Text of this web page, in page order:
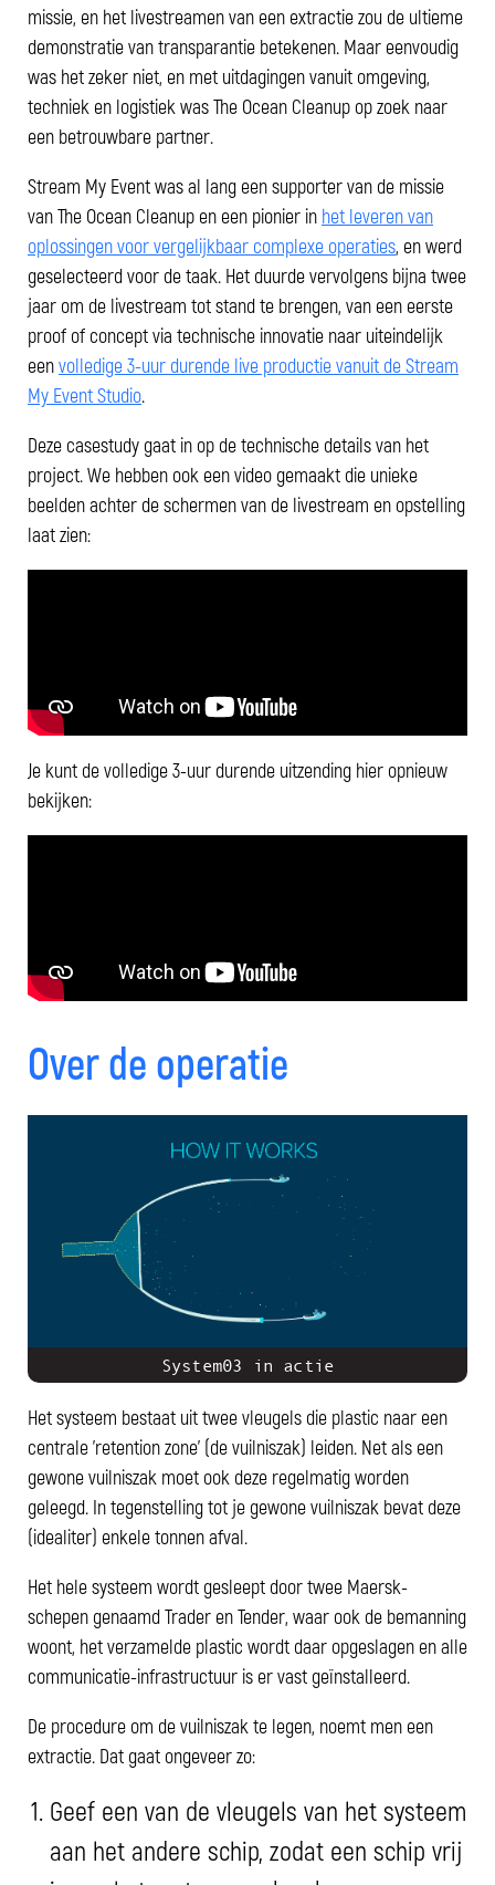
missie, en het livestreamen van een extractie zou de ultieme
demonstratie van transparantie betekenen. Maar eenvoudig
was het zeker niet, en met uitdagingen vanuit omgeving,
techniek en logistiek was The Ocean Cleanup op zoek naar
een betrouwbare partner.
Stream My Event was al lang een supporter van de missie
van The Ocean Cleanup en een pionier in het leveren van
oplossingen voor vergelijkbaar complexe operaties, en werd
geselecteerd voor de taak. Het duurde vervolgens bijna twee
jaar om de livestream tot stand te brengen, van een eerste
proof of concept via technische innovatie naar uiteindelijk
eenvolledige 3-uur durende live productie vanuit de Stream
My Event Studio.
Deze casestudy gaat in op de technische details van het
project. We hebben ook een video gemaakt die unieke
beelden achter de schermen van de livestream en opstelling
laat zien:
Je kunt de volledige 3-uur durende uitzending hier opnieuw
bekijken:
Over de operatie
System03 in actie
Het systeem bestaat uit twee vleugels die plastic naar een
centrale 'retention zone' (de vuilniszak) leiden. Net als een
gewone vuilniszak moet ook deze regelmatig worden
geleegd. In tegenstelling tot je gewone vuilniszak bevat deze
(idealiter) enkele tonnen afval.
Het hele systeem wordt gesleept door twee Maersk-
schepen genaamd Trader en Tender, waar ook de bemanning
woont, het verzamelde plastic wordt daar opgeslagen en alle
communicatie-infrastructuur is er vast geïnstalleerd.
De procedure om de vuilniszak te legen, noemt men een
extractie. Dat gaat ongeveer zo:
Geef een van de vleugels van het systeem
aan het andere schip, zodat een schip vrij